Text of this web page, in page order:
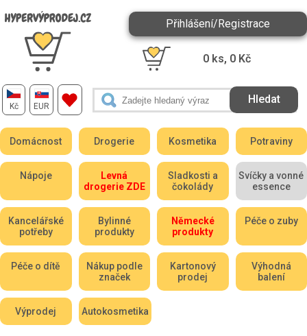
Kč EUR
Přihlášení/Registrace
0 ks, 0 Kč
Domácnost Drogerie Kosmetika Potraviny
Nápoje
Levná
drogerie ZDE
Sladkosti a
čokolády
Svíčky a vonné
essence
Kancelářské
potřeby
Bylinné
produkty
Německé
produkty
Péče o zuby
Péče o dítě
Nákup podle
značek
Kartonový
prodej
Výhodná
balení
Výprodej Autokosmetika